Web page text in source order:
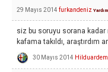
29 Mayıs 2014 furkandeniz
siz bu soruyu sorana
kafama takıldı, araştırdım
30 Mayıs 2014 Hilduardem